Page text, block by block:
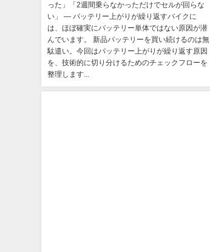
った」「2週間乗らなかっただけでセルが回らな
い」 ― バッテリー上がりが繰り返すバイクに
は、ほぼ確実にバッテリー単体ではない原因が潜
んでいます。 新品バッテリーを買い続けるのは無
駄遣い。今回はバッテリー上がりが繰り返す原因
を、技術的に切り分けるためのチェックフローを
整理します...